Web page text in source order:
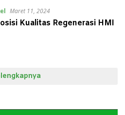
Maret 11, 2024
Kualitas Regenerasi HMI